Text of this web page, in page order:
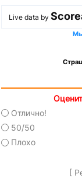
Live data by
Отлично!
50/50
Плохо
[